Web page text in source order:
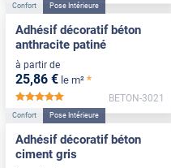
Confort Pose Intérieure
Adhésif décoratif béton
anthracite patiné
à partir de
25,86 € le m² *
BETON-3021
Confort Pose Intérieure
Adhésif décoratif béton
ciment gris